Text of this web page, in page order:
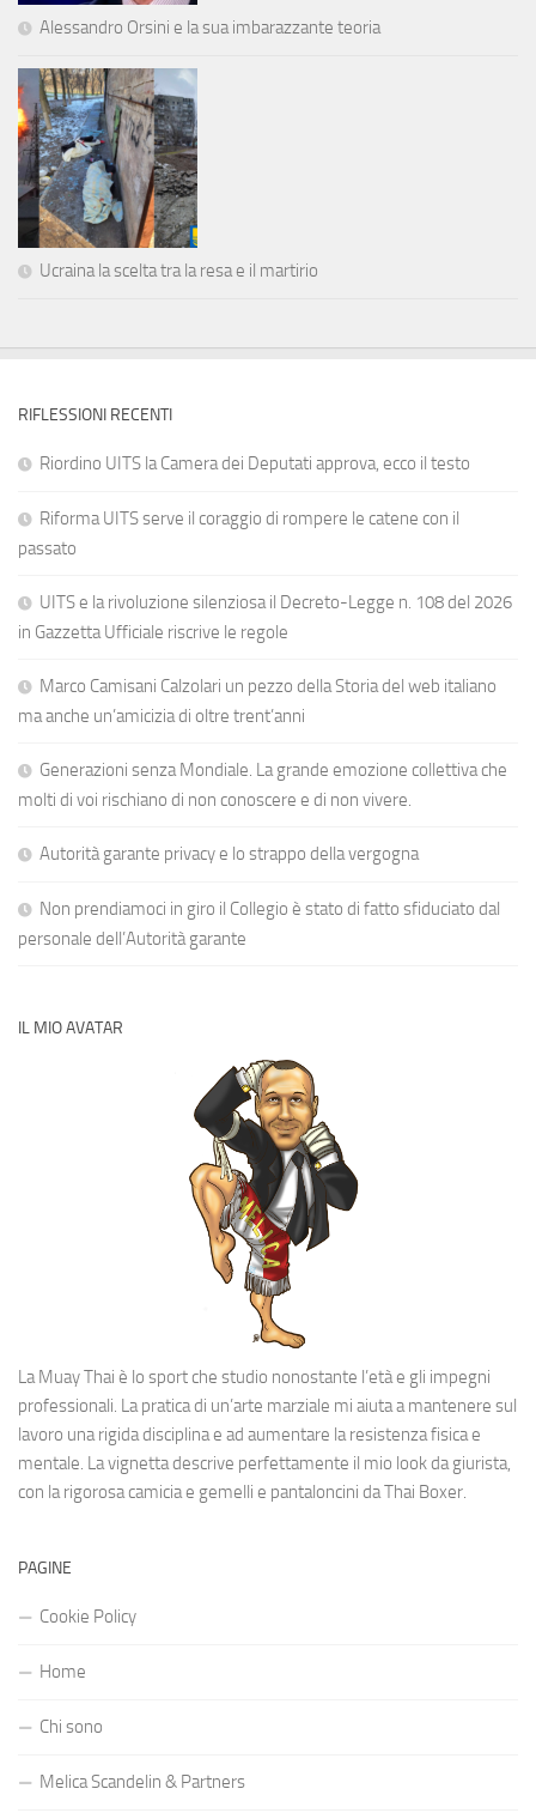
Alessandro Orsini e la sua imbarazzante teoria
Ucraina la scelta tra la resa e il martirio
RIFLESSIONI RECENTI
Riordino UITS la Camera dei Deputati approva, ecco il testo
Riforma UITS serve il coraggio di rompere le catene con il
passato
UITS e la rivoluzione silenziosa il Decreto-Legge n. 108 del 2026
in Gazzetta Ufficiale riscrive le regole
Marco Camisani Calzolari un pezzo della Storia del web italiano
ma anche un’amicizia di oltre trent’anni
Generazioni senza Mondiale. La grande emozione collettiva che
molti di voi rischiano di non conoscere e di non vivere.
Autorità garante privacy e lo strappo della vergogna
Non prendiamoci in giro il Collegio è stato di fatto sfiduciato dal
personale dell’Autorità garante
IL MIO AVATAR
La Muay Thai è lo sport che studio nonostante l’età e gli impegni
professionali. La pratica di un’arte marziale mi aiuta a mantenere sul
lavoro una rigida disciplina e ad aumentare la resistenza fisica e
mentale. La vignetta descrive perfettamente il mio look da giurista,
con la rigorosa camicia e gemelli e pantaloncini da Thai Boxer.
PAGINE
Cookie Policy
Home
Chi sono
Melica Scandelin & Partners